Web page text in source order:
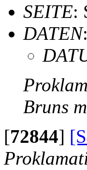
SEITE:
DATEN:
Bruns
[72844]